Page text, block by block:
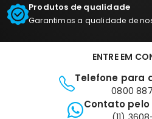
Produtos de qualidade
Garantimos a qualidade de
ENTRE EM
Telefone para
0800
Contato pelo